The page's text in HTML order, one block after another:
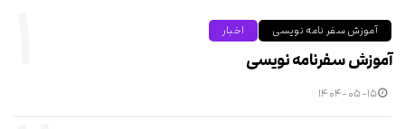
آموزش سفر نامه نویسی اخبار
آموزش سفرنامه نویسی
۱۴۰۴-۰۵-۱۵